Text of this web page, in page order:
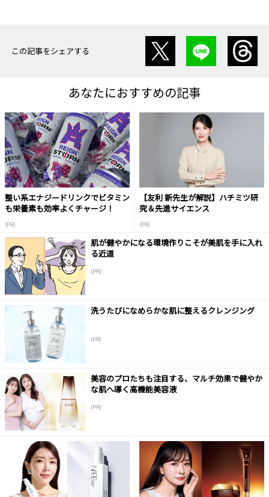
この記事をシェアする
あなたにおすすめの記事
整い系エナジードリンクでビタミン
も栄養素も効率よくチャージ！
(PR)
【友利 新先生が解説】ハチミツ研
究＆先進サイエンス
(PR)
肌が健やかになる環境作りこそが美肌を手に入れ
る近道
(PR)
洗うたびになめらかな肌に整えるクレンジング
(PR)
美容のプロたちも注目する、マルチ効果で健やか
な肌へ導く高機能美容液
(PR)